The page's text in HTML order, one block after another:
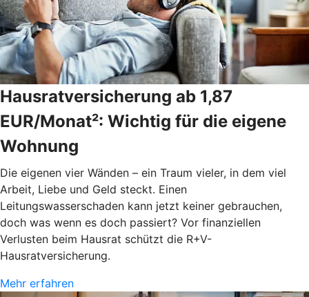
Hausratversicherung ab 1,87
EUR/Monat²: Wichtig für die eigene
Wohnung
Die eigenen vier Wänden – ein Traum vieler, in dem viel
Arbeit, Liebe und Geld steckt. Einen
Leitungswasserschaden kann jetzt keiner gebrauchen,
doch was wenn es doch passiert? Vor finanziellen
Verlusten beim Hausrat schützt die R+V-
Hausratversicherung.
Mehr erfahren